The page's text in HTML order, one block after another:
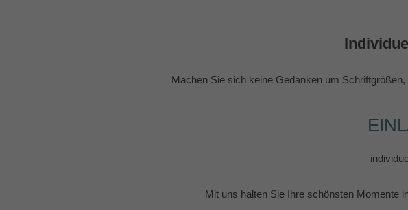
Machen Sie sich keine Gedanken um
Mit uns halten Sie Ihre schönsten Momente